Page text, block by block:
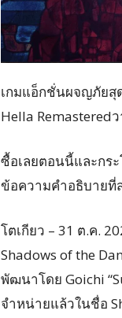
เกมแอ็กชั่นผจญภัยสุ
Hella Remastered
ซื้อเลยตอนนี้และกร
ข้อความคำอธิบายที่
โตเกียว – 31 ต.ค.
Shadows of the
พัฒนาโดย Goichi
จำหน่ายแล้วในชื่อ